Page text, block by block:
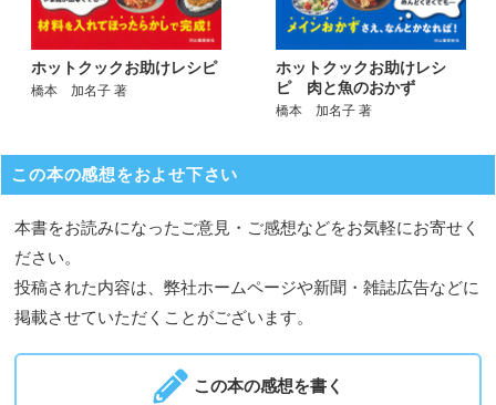
ホットクックお助けレシピ
橋本 加名子 著
ホットクックお助けレシ
ピ 肉と魚のおかず
橋本 加名子 著
この本の感想をおよせ下さい
本書をお読みになったご意見・ご感想などをお気軽にお寄せく
ださい。
投稿された内容は、弊社ホームページや新聞・雑誌広告などに
掲載させていただくことがございます。
この本の感想を書く